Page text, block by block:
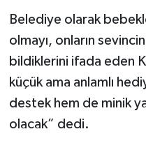
Belediye olarak
olmayı, onların
bildiklerini ifada eden
küçük ama anlamlı
destek hem de minik
olacak” dedi.
Yaşam